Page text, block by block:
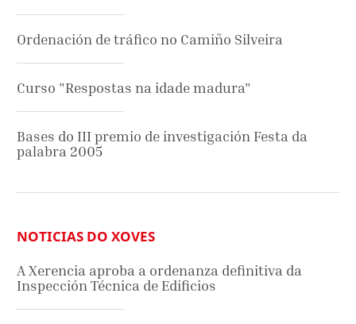
Ordenación de tráfico no Camiño Silveira
Curso "Respostas na idade madura"
Bases do III premio de investigación Festa da
palabra 2005
NOTICIAS DO XOVES
A Xerencia aproba a ordenanza definitiva da
Inspección Técnica de Edificios